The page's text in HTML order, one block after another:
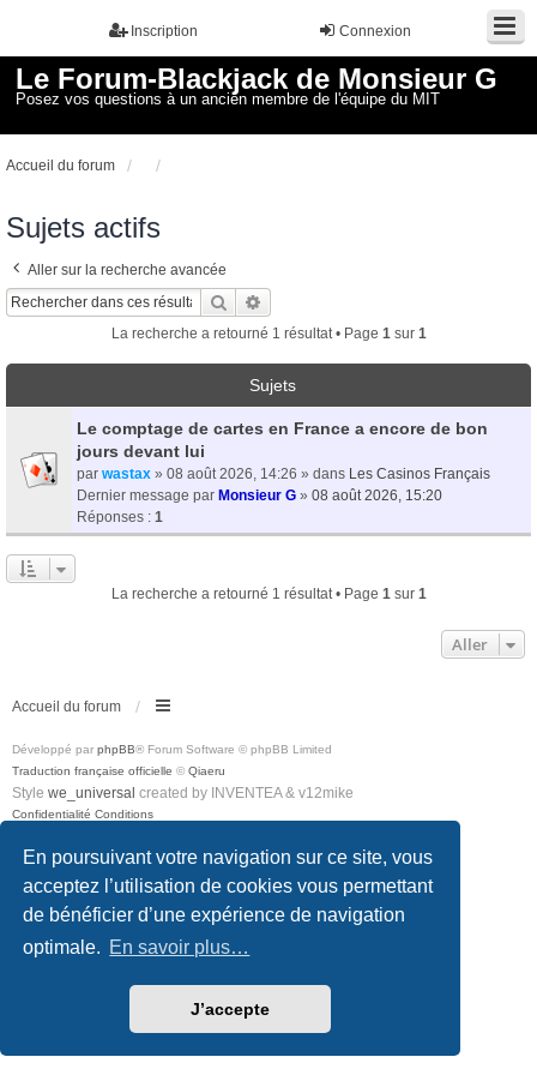
En poursuivant votre navigation sur ce site, vous
acceptez l’utilisation de cookies vous permettant
de bénéficier d’une expérience de navigation
optimale. En savoir plus…
J’accepte
Connexion
Inscription
Le Forum-Blackjack de Monsieur G
Posez vos questions à un ancien membre de l'équipe du MIT
Accueil du forum
Sujets actifs
Aller sur la recherche avancée
Rechercher
La recherche a retourné 1 résultat • Page 1 sur 1
Sujets
Le comptage de cartes en France a encore de bon
jours devant lui
par wastax » 08 août 2026, 14:26 » dans Les Casinos Français
Dernier message par Monsieur G » 08 août 2026, 15:20
Réponses : 1
La recherche a retourné 1 résultat • Page 1 sur 1
Aller
Accueil du forum
Développé par phpBB® Forum Software © phpBB Limited
Traduction française officielle © Qiaeru
Style we_universal created by INVENTEA & v12mike
Confidentialité Conditions